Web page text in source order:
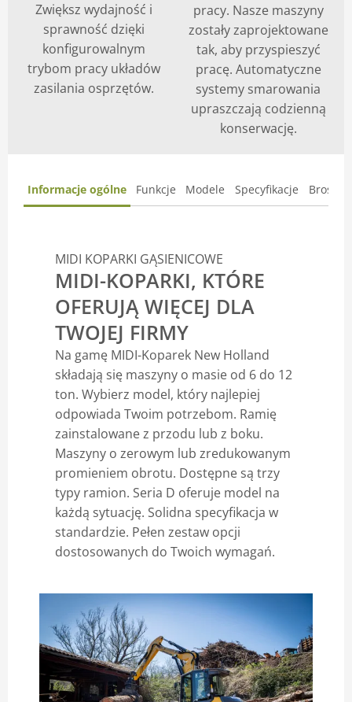
Zwiększ wydajność i
sprawność dzięki
konfigurowalnym
trybom pracy układów
zasilania osprzętów.
pracy. Nasze maszyny
zostały zaprojektowane
tak, aby przyspieszyć
pracę. Automatyczne
systemy smarowania
upraszczają codzienną
konserwację.
Informacje ogólne Funkcje Modele Specyfikacje
MIDI KOPARKI GĄSIENICOWE
MIDI-KOPARKI, KTÓRE
OFERUJĄ WIĘCEJ DLA
TWOJEJ FIRMY
Na gamę MIDI-Koparek New Holland
składają się maszyny o masie od 6 do 12
ton. Wybierz model, który najlepiej
odpowiada Twoim potrzebom. Ramię
zainstalowane z przodu lub z boku.
Maszyny o zerowym lub zredukowanym
promieniem obrotu. Dostępne są trzy
typy ramion. Seria D oferuje model na
każdą sytuację. Solidna specyfikacja w
standardzie. Pełen zestaw opcji
dostosowanych do Twoich wymagań.